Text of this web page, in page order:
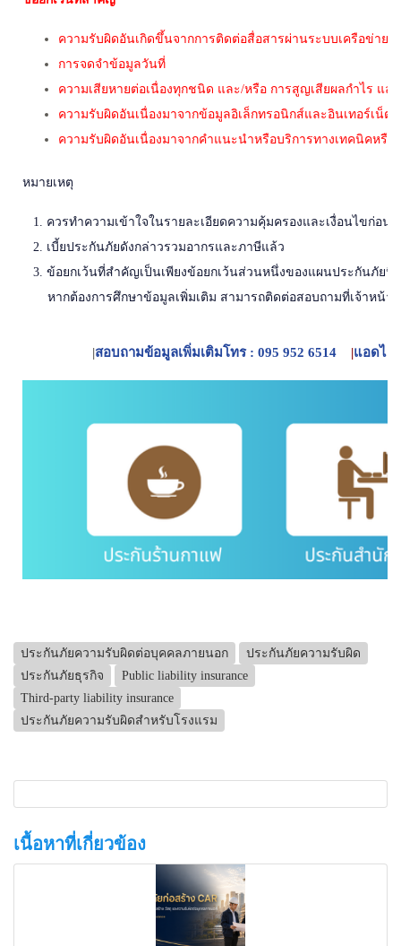
ความรับผิดอันเกิดขึ้นจากการติดต่อสื่อสารผ่านระบบเครือข่ายข้
การจดจำข้อมูลวันที่
ความเสียหายต่อเนื่องทุกชนิด และ/หรือ การสูญเสียผลกำไร แ
ความรับผิดอันเนื่องมาจากข้อมูลอิเล็กทรอนิกส์และอินเทอร์เน็ต
ความรับผิดอันเนื่องมาจากคำแนะนำหรือบริการทางเทคนิคหรื
หมายเหตุ
1. ควรทำความเข้าใจในรายละเอียดความคุ้มครองและเงื่อนไขก่อน
2. เบี้ยประกันภัยดังกล่าวรวมอากรและภาษีแล้ว
3. ข้อยกเว้นที่สำคัญเป็นเพียงข้อยกเว้นส่วนหนึ่งของแผนประกันภัยนี้
หากต้องการศึกษาข้อมูลเพิ่มเติม สามารถติดต่อสอบถามที่เจ้าหน้า
|สอบถามข้อมูลเพิ่มเติมโทร : 095 952 6514 |แอดไล
ประกันภัยความรับผิดต่อบุคคลภายนอก
ประกันภัยความรับผิด
ประกันภัยธุรกิจ
Public liability insurance
Third-party liability insurance
ประกันภัยความรับผิดสำหรับโรงแรม
เนื้อหาที่เกี่ยวข้อง